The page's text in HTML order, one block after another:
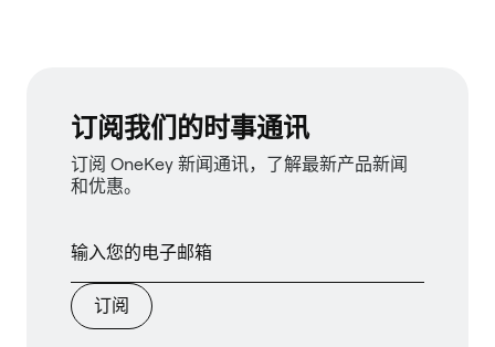
订阅我们的时事通讯
订阅 OneKey 新闻通讯，了解最新产品新闻
和优惠。
订阅